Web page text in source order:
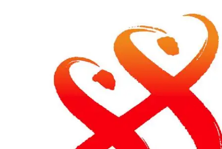
全民国防教育日
每年9月的第三个星期六是全民国防教育日（Nationwide
National Defense Education Day），是国家设定的对全民进行
大规模国防教育的主题活动日，群众性国防教育活动的形式之
一。目的是弘扬爱国主义精神，普及国防教育，使全民增强国
防观念，掌握必要的国防知识和军事技能，自觉履行国防义
务，关心、支持、参与国防建设。 ...